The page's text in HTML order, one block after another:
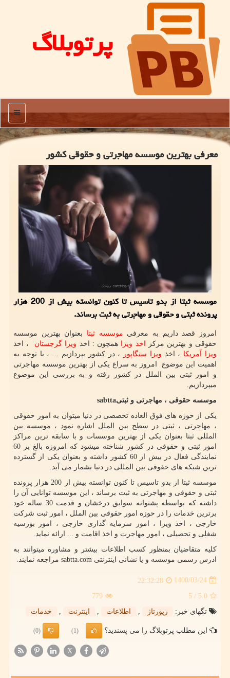
پرتوبلاگ
منو
معرفی بهترین موسسه مهاجرتی و حقوقی كشور
موسسه ثبتا از بدو تاسیس تا كنون توانسته بیش از 200 هزار
پرونده ثبتی و حقوقی و مهاجرتی به ثبت برساند.
امروز قصد داریم به معرفی موسسه ثبتا بعنوان بهترین موسسه
حقوقی و بهترین مرکز
اخذ ویزا همچون : اخذ ویزا گرجستان ، اخذ
ویزا آمریکا ، اخذ ویزا سنگاپور
، در کشور بپردازیم ... ، با توجه به
اهمیت این موضوع امروز به سراغ یکی از بهترین موسسه مهاجرتی
و امور ثبتی بین الملل در کشور رفته و به بررسی این موضوع
میپردازیم.
موسسه حقوقی ، مهاجرتی و ثبتیsabtta
یکی از حوزه های فوق العاده تخصصی در دنیا میتوان به امور حقوقی
، مهاجرتی ، ثبتی در سطح بین الملل اشاره نمود ، موسسه بین
المللی ثبتا بعنوان یکی از بهترین موسسات و با سابقه ترین مراکز
امور ثبتی و حقوقی در کشور شناخته میشود که امروزه بالغ بر 60
نمایندگی فعال در بیش از 60 کشور داشته و بعنوان یکی از گسترده
ترین شبکه های حقوقی بین المللی در دنیا بشمار می آید.
موسسه ثبتا از بدو تاسیس تا کنون توانسته بیش از 200 هزار پرونده
ثبتی و حقوقی و مهاجرتی به ثبت برساند ، این موسسه توانایی آن را
داشته که بواسطه پشتوانه سوابق درخشان و قدمت 30 ساله خود
برترین خدمات را در حوزه امور حقوقی بین الملل ، امور ثبت شرکت
خارجی ، اخذ ویزا ، امور سرمایه گذاری خارجی ، امور بورسیه
شغلی و تحصیلی ، امور مهاجرت و اخذ اقامت و ... ارائه نماید.
کلیه متقاضیان بمنظور کسب اطلاعات بیشتر و مشاوره میتوانند به
ادرس رسمی موسسه و یا نشانی اینترنتی sabtta.com مراجعه نمایند.
1400/03/24
22:32:28
5.0
/ 5
779
تگهای خبر:
رپورتاژ , اطلاعات , اینترنت , خدمات
این مطلب پرتوبلاگ را می پسندید؟ (1)
(0)
X